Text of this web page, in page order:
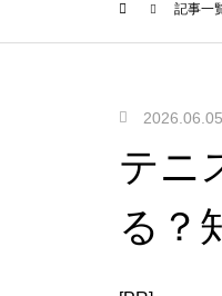
記事一
2026.06.05
テニ
る？